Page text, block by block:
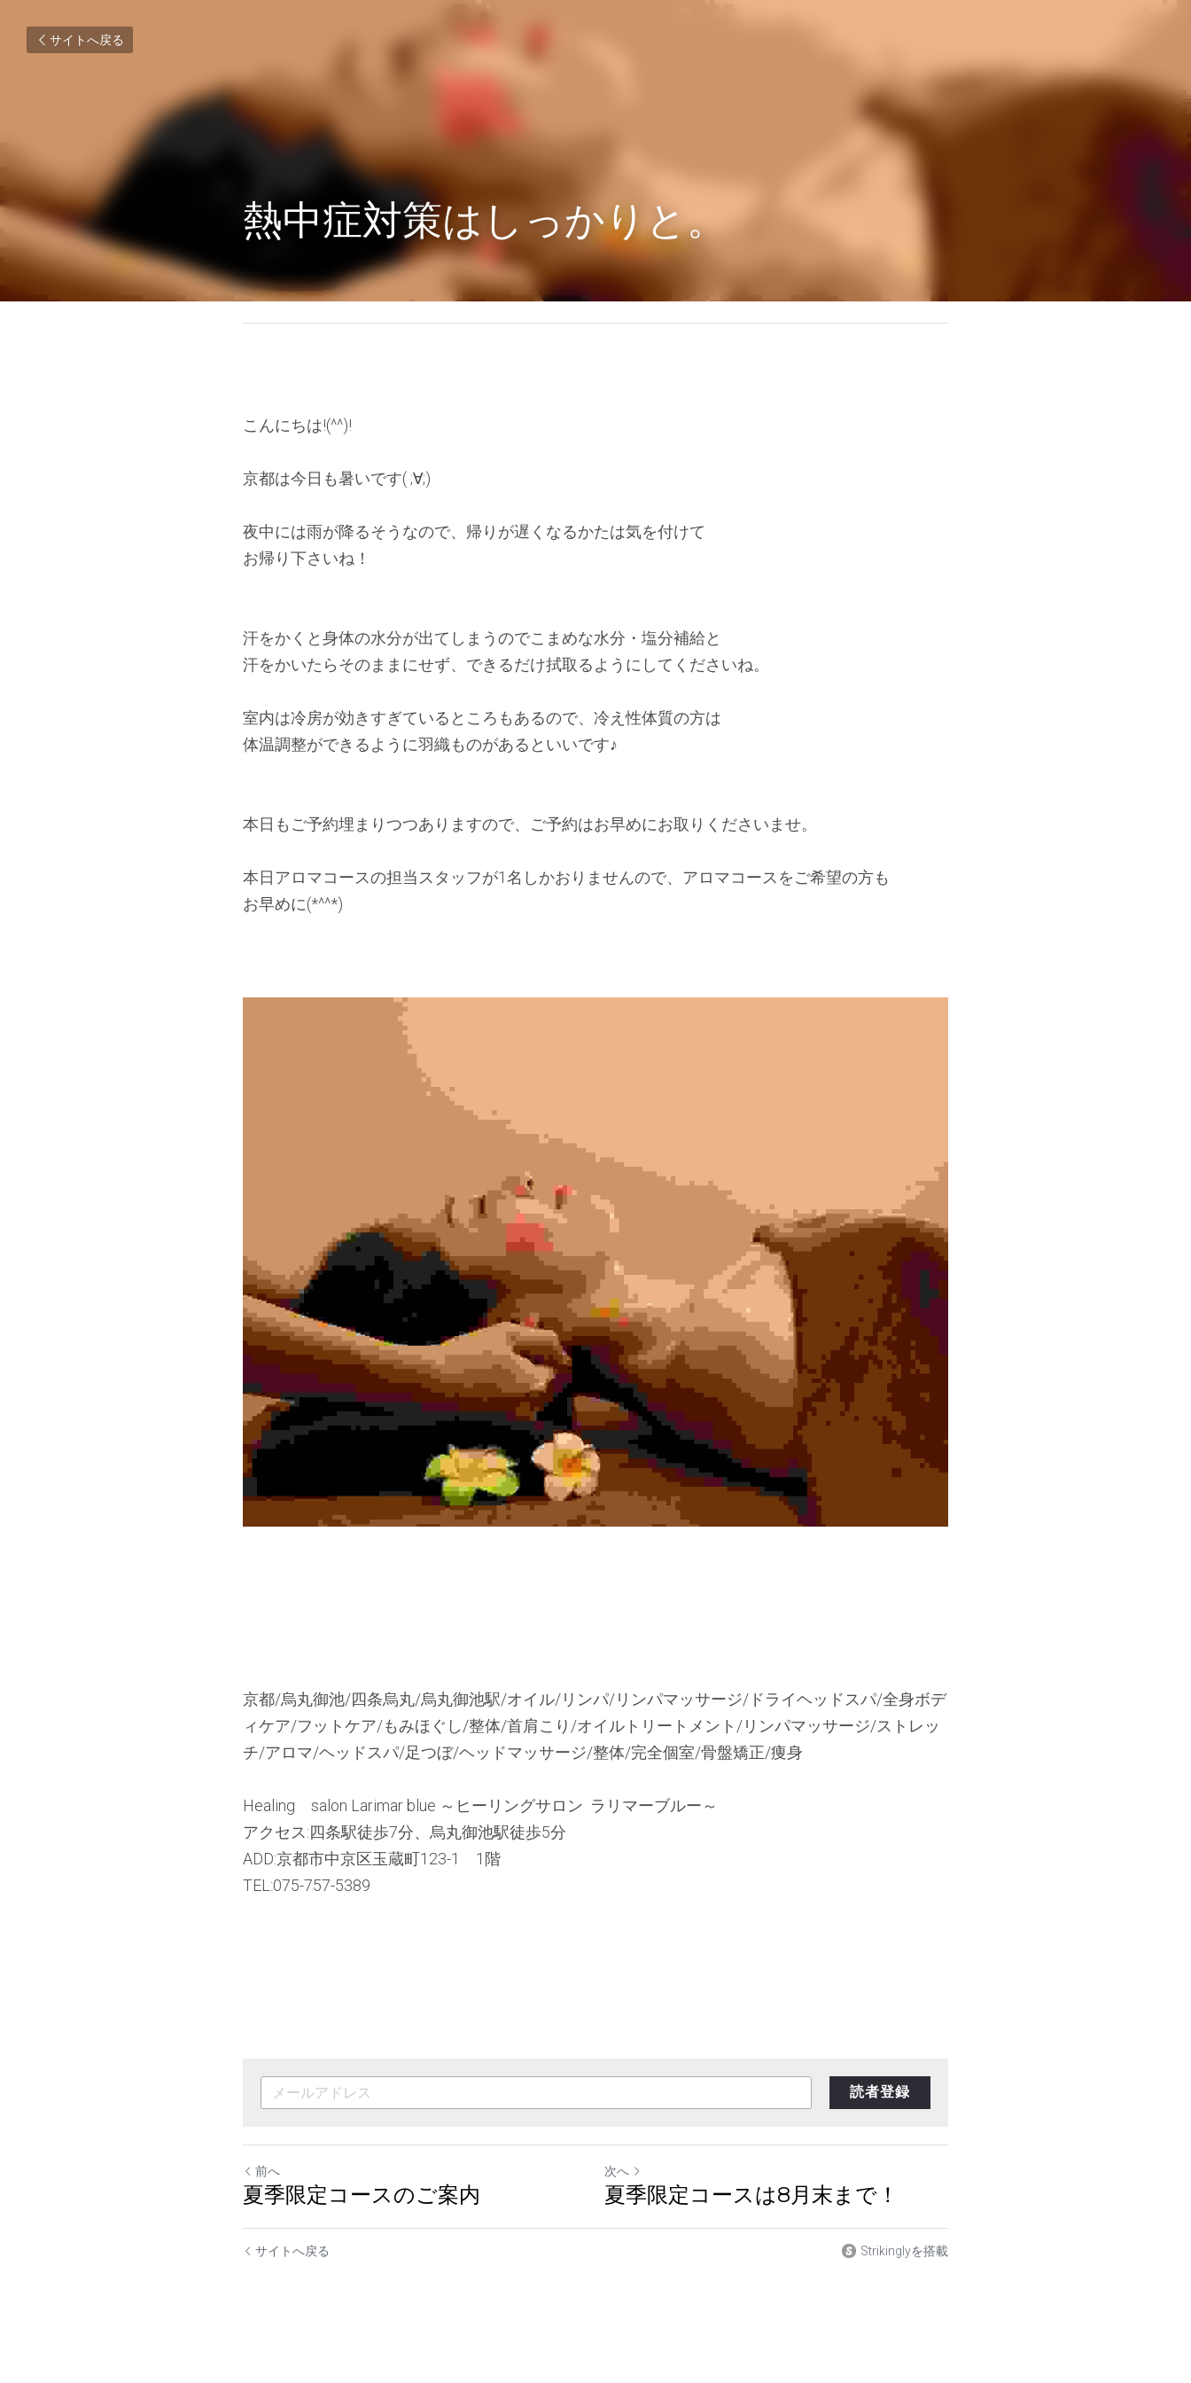
サイトへ戻る
熱中症対策はしっかりと。
こんにちは!(^^)!
京都は今日も暑いです( ;∀;)
夜中には雨が降るそうなので、帰りが遅くなるかたは気を付けて
お帰り下さいね！
汗をかくと身体の水分が出てしまうのでこまめな水分・塩分補給と
汗をかいたらそのままにせず、できるだけ拭取るようにしてくださいね。
室内は冷房が効きすぎているところもあるので、冷え性体質の方は
体温調整ができるように羽織ものがあるといいです♪
本日もご予約埋まりつつありますので、ご予約はお早めにお取りくださいませ。
本日アロマコースの担当スタッフが1名しかおりませんので、アロマコースをご希望の方も
お早めに(*^^*)
京都/烏丸御池/四条烏丸/烏丸御池駅/オイル/リンパ/リンパマッサージ/ドライヘッドスパ/全身ボ
ディケア/フットケア/もみほぐし/整体/首肩こり/オイルトリートメント/リンパマッサージ/スト
レッチ/アロマ/ヘッドスパ/足つぼ/ヘッドマッサージ/整体/完全個室/骨盤矯正/痩身
Healing　salon Larimar blue ～ヒーリングサロン  ラリマーブルー～
アクセス:四条駅徒歩7分、烏丸御池駅徒歩5分
ADD:京都市中京区玉蔵町123-1　1階
読者登録
前へ
夏季限定コースのご案内
次へ
夏季限定コースは8月末まで！